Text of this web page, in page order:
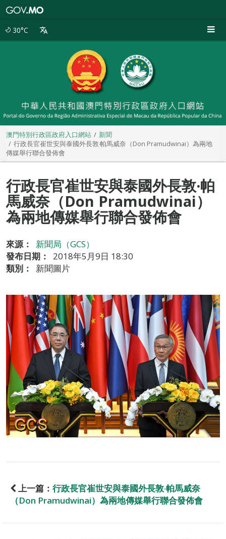
30°C
澳門特別行政區政府入口網站
新聞
行政長官崔世安與泰國外長敦‧帕馬威奈（Don Pramudwinai）為兩地
傳媒舉行聯合發佈會
行政長官崔世安與泰國外長敦‧帕
馬威奈（Don Pramudwinai）
為兩地傳媒舉行聯合發佈會
來源：
新聞局（GCS）
發布日期：
2018年5月9日 18:30
類別：
新聞圖片
上一篇： 行政長官崔世安與泰國外長敦‧帕馬威奈
（Don Pramudwinai）為兩地傳媒舉行聯合發佈會